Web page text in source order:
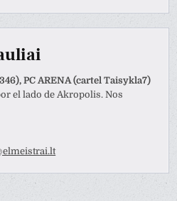
PC ARENA (cartel Taisykla7)
el lado de Akropolis. Nos